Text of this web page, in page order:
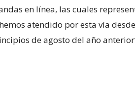
en línea, las cuales
atendido por esta vía desde
de agosto del año